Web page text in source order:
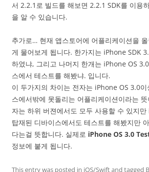
서 2.2.1로 빌드를 해보면 2.2.1 SDK를 이용
을 알 수 있습니다.
추가로… 현재 앱스토어에 어플리케이션을
게 물어보게 됩니다. 한가지는 iPhone SDK
하였냐, 그리고 나머지 한개는 iPhone OS
스에서 테스트를 해봤냐. 입니다.
이 두가지의 차이는 전자는 iPhone OS 3.0
스에서밖에 못돌리는 어플리케이션이라는
자는 하위 버젼에서도 모두 사용할 수 있지
탑재된 디바이스에서도 테스트를 해봤지만
다는걸 뜻합니다. 실제로 iPhone OS 3.0
정보에 붙게 됩니다.
This entry was posted in iOS/Swiftand tagged